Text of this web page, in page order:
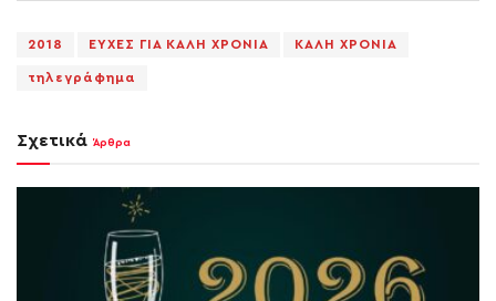
2018 ΕΥΧΕΣ ΓΙΑ ΚΑΛΗ ΧΡΟΝΙΑ ΚΑΛΗ ΧΡΟΝΙΑ
τηλεγράφημα
Σχετικά Άρθρα